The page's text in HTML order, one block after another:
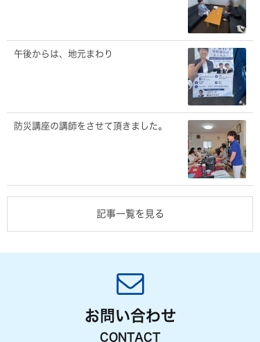
午後からは、地元まわり
防災講座の講師をさせて頂きました。
記事一覧を見る
お問い合わせ
CONTACT